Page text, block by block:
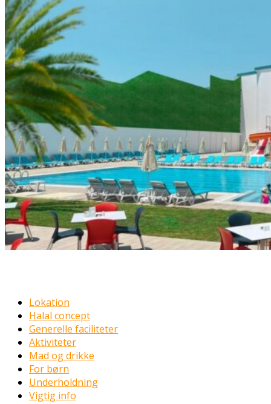
Lokation
Halal concept
Generelle faciliteter
Aktiviteter
Mad og drikke
For børn
Underholdning
Vigtig info